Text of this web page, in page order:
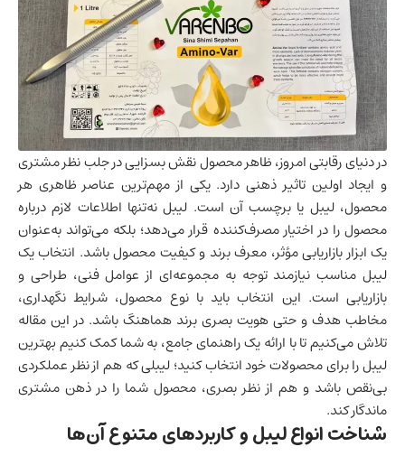
در دنیای رقابتی امروز، ظاهر محصول نقش بسزایی در جلب نظر مشتری
و ایجاد اولین تاثیر ذهنی دارد. یکی از مهم‌ترین عناصر ظاهری هر
محصول، لیبل یا برچسب آن است. لیبل نه‌تنها اطلاعات لازم درباره
محصول را در اختیار مصرف‌کننده قرار می‌دهد؛ بلکه می‌تواند به‌عنوان
یک ابزار بازاریابی مؤثر، معرف برند و کیفیت محصول باشد. انتخاب یک
لیبل مناسب نیازمند توجه به مجموعه‌ای از عوامل فنی، طراحی و
بازاریابی است. این انتخاب باید با نوع محصول، شرایط نگهداری،
مخاطب هدف و حتی هویت بصری برند هماهنگ باشد. در این مقاله
تلاش می‌کنیم تا با ارائه یک راهنمای جامع، به شما کمک کنیم بهترین
لیبل را برای محصولات خود انتخاب کنید؛ لیبلی که هم از نظر عملکردی
بی‌نقص باشد و هم از نظر بصری، محصول شما را در ذهن مشتری
ماندگار کند.
شناخت انواع لیبل و کاربردهای متنوع آن‌ها